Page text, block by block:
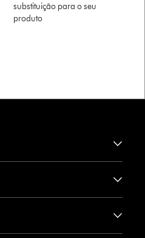
substituição para o seu
produto